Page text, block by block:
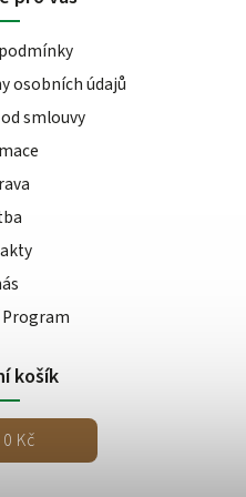
osobních údajů
smlouvy
košík
0 Kč